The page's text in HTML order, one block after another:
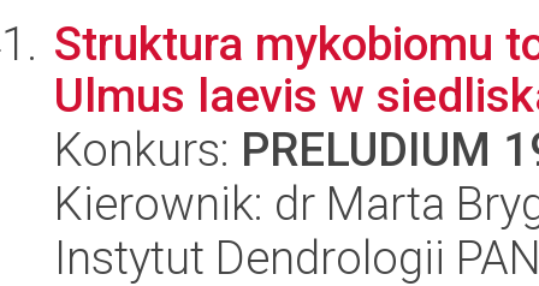
Struktura mykobiomu
Ulmus laevis w
Konkurs: PRELUDIUM
Kierownik: dr Marta
Instytut Dendrologii